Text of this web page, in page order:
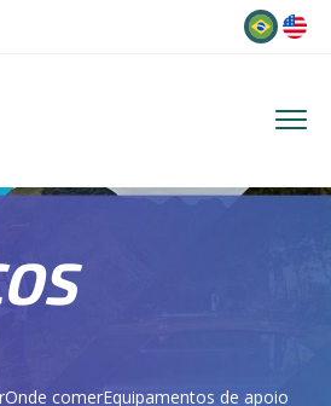
Onde comerEquipamentos de apoio